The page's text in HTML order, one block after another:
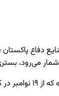
می‌رود،